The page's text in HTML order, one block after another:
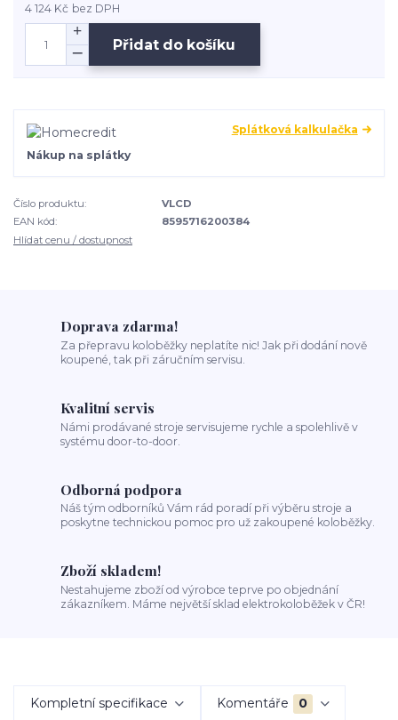
4 124 Kč bez DPH
Přidat do košíku
Splátková kalkulačka
Nákup na splátky
Číslo produktu:
VLCD
EAN kód:
8595716200384
Hlídat cenu / dostupnost
Doprava zdarma!
Za přepravu koloběžky neplatíte nic! Jak při dodání nově
koupené, tak při záručním servisu.
Kvalitní servis
Námi prodávané stroje servisujeme rychle a spolehlivě v
systému door-to-door.
Odborná podpora
Náš tým odborníků Vám rád poradí při výběru stroje a
poskytne technickou pomoc pro už zakoupené koloběžky.
Zboží skladem!
Nestahujeme zboží od výrobce teprve po objednání
zákazníkem. Máme největší sklad elektrokoloběžek v ČR!
Kompletní specifikace Komentáře 0